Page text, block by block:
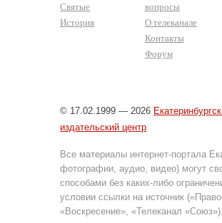
Святые
История
вопросы
О телеканале
Контакты
Форум
© 17.02.1999 — 2026
издательский центр
Все материалы интернет-портала
фотографии, аудио, видео) могут
способами без каких-либо
условии ссылки на источник
«Воскресение», «Телеканал